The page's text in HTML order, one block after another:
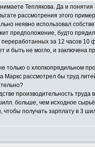
Теплякова. Да и
рассмотрения этого
неявно использовал
предположение, будто
переработанных за 12 часов
и быть не могло, и
только о хлопкопрядильном
рассмотрел бы труд
производительность
больше, чем исходное
чтобы получать зарплату в 3